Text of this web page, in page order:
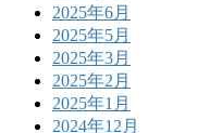
2025年6月
2025年5月
2025年3月
2025年2月
2025年1月
2024年12月